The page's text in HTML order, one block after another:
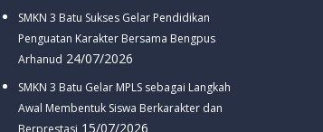
SMKN 3 Batu Sukses Gelar Pendidikan
Penguatan Karakter Bersama Bengpus
Arhanud 24/07/2026
SMKN 3 Batu Gelar MPLS sebagai Langkah
Awal Membentuk Siswa Berkarakter dan
Berprestasi 15/07/2026